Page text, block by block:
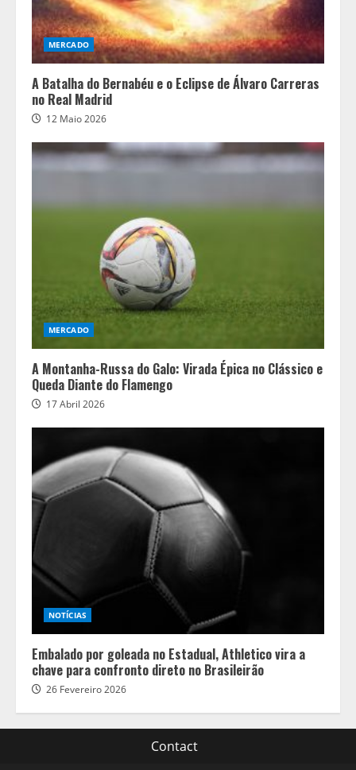
MERCADO
A Batalha do Bernabéu e o Eclipse de Álvaro Carreras
no Real Madrid
12 Maio 2026
MERCADO
A Montanha-Russa do Galo: Virada Épica no Clássico e
Queda Diante do Flamengo
17 Abril 2026
NOTÍCIAS
Embalado por goleada no Estadual, Athletico vira a
chave para confronto direto no Brasileirão
26 Fevereiro 2026
Contact